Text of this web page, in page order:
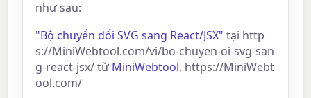
như sau:
"Bộ chuyển đổi SVG sang React/JSX" tại http
s://MiniWebtool.com/vi/bo-chuyen-oi-svg-san
g-react-jsx/ từMiniWebtool, https://MiniWebt
ool.com/